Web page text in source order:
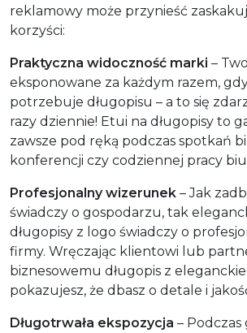
reklamowy może przynieść
korzyści:
Praktyczna widoczność marki –
eksponowane za każdym razem,
potrzebuje długopisu – a to się
razy dziennie! Etui na długopisy to
zawsze pod ręką podczas spotkań
konferencji czy codziennej pracy
Profesjonalny wizerunek – Jak
świadczy o gospodarzu, tak
długopisy z logo świadczy o
firmy. Wręczając klientowi lub
biznesowemu długopis z
pokazujesz, że dbasz o detale i
Długotrwała ekspozycja –